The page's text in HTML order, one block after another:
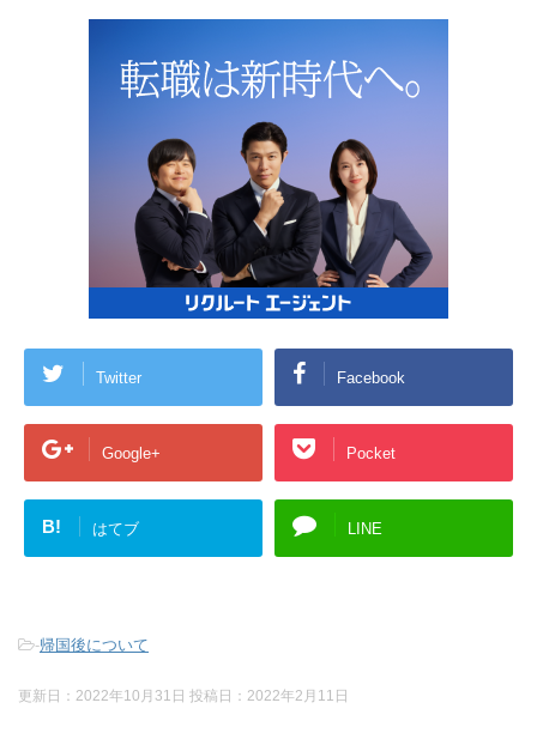
Twitter Facebook
Google+ Pocket
B! はてブ LINE
-帰国後について
更新日： 2022年10月31日 投稿日：2022年2月11日